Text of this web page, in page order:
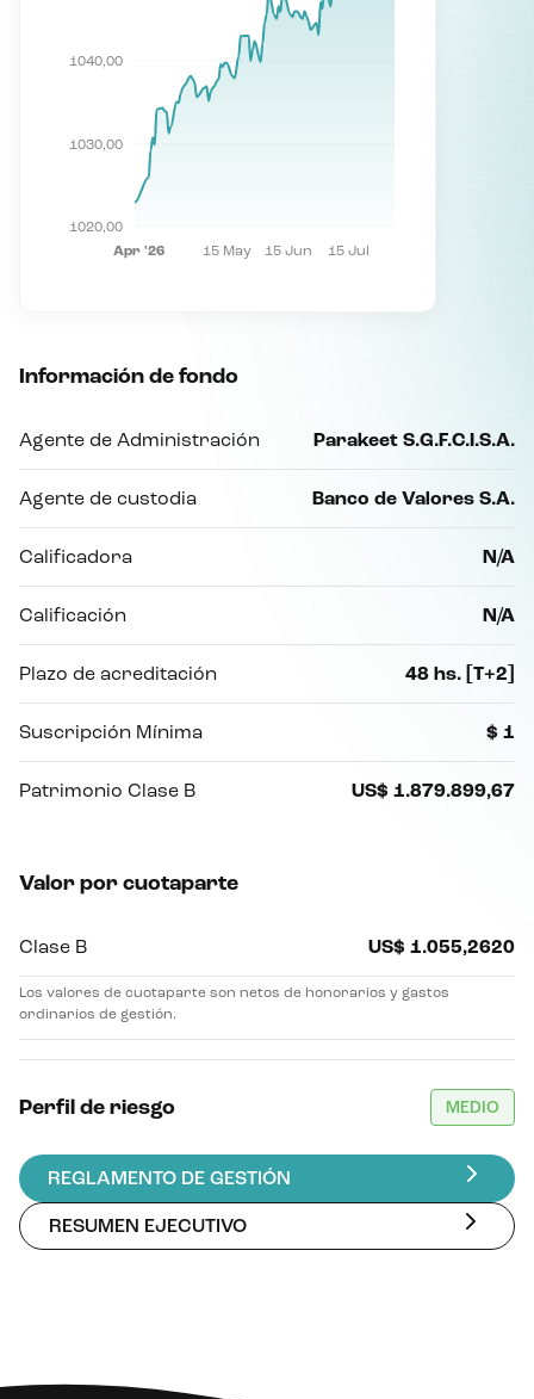
1040,00
1030,00
1020,00
Apr '26 15 May 15 Jun 15 Jul
Información de fondo
Agente de Administración Parakeet S.G.F.C.I.S.A.
Agente de custodia Banco de Valores S.A.
Calificadora N/A
Calificación N/A
Plazo de acreditación 48 hs. [T+2]
Suscripción Mínima $ 1
Patrimonio Clase B US$ 1.879.899,67
Valor por cuotaparte
Clase B US$ 1.055,2620
Los valores de cuotaparte son netos de honorarios y gastos
ordinarios de gestión.
Perfil de riesgo MEDIO
REGLAMENTO DE GESTIÓN
RESUMEN EJECUTIVO